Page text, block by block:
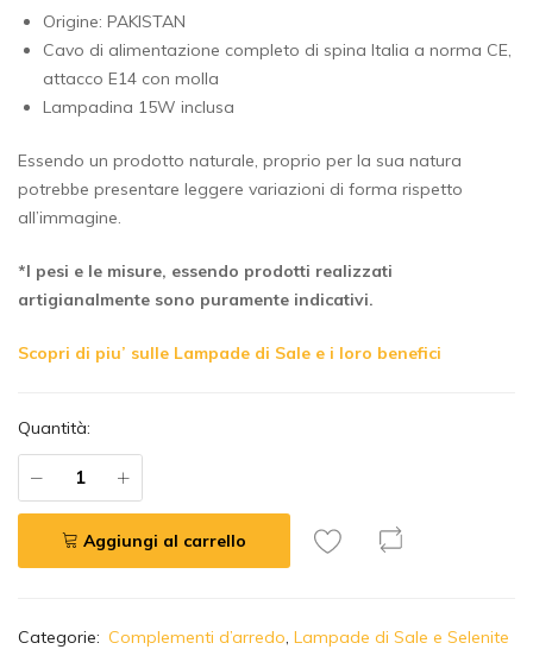
Origine: PAKISTAN
Cavo di alimentazione completo di spina Italia a norma CE,
attacco E14 con molla
Lampadina 15W inclusa
Essendo un prodotto naturale, proprio per la sua natura
potrebbe presentare leggere variazioni di forma rispetto
all’immagine.
*I pesi e le misure, essendo prodotti realizzati
artigianalmente sono puramente indicativi.
Scopri di piu’ sulle Lampade di Sale e i loro benefici
Quantità:
Aggiungi al carrello
lCategorie: Complementi d’arredo, Lampade di Sale e Selenite